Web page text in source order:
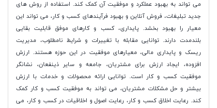
می تواند به بهبود عملکرد و موفقیت آن کمک کند. استفاده از روش های
جدید تبلیغات، فروش آنلاین و بهبود فرآیندهای کسب و کار، می تواند این
معیار را بهبود بخشد. پایداری، کسب و کارهای موفق قابلیت بقایی
بلندمدت دارند. توانایی مقابله با تغییرات و شرایط نامطلوب، مدیریت
ریسک و پایداری مالی، معیارهای موفقیت در این حوزه هستند. ارزش
افزوده، ایجاد ارزش برای مشتریان، جامعه و سایر ذینفعان، نشانگر
موفقیت کسب و کار است. توانایی ارائه محصولات و خدمات با ارزش
بیشتر و حل مشکلات مشتریان، می تواند به موفقیت کسب و کار کمک
کند. رعایت اخلاق کسب و کار، رعایت اصول و اخلاقیات در کسب و کار، می